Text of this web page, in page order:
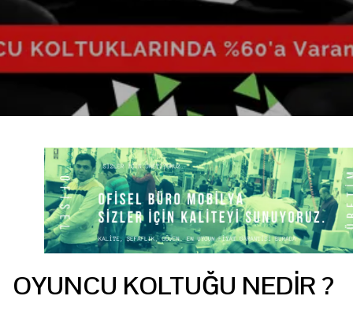
OYUNCU KOLTUĞU NEDİR ?